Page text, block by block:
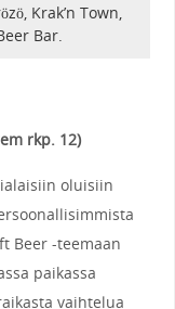
Krak’n Town,
Bar.
rkp. 12)
oluisiin
Beer -teemaan
paikassa
vaihtelua